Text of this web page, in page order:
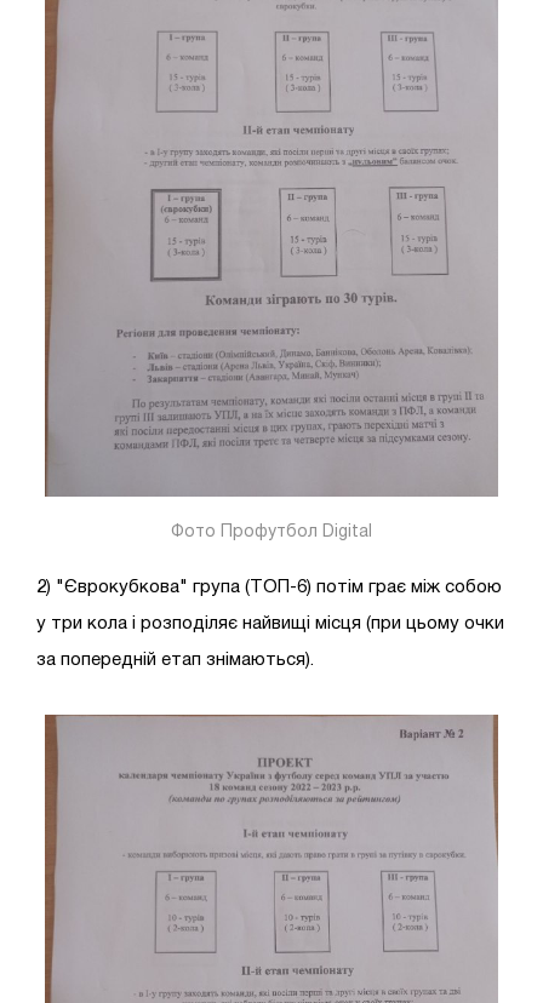
Фото Профутбол Digital
2) "Єврокубкова" група (ТОП-6) потім грає між собою
у три кола і розподіляє найвищі місця (при цьому очки
за попередній етап знімаються).